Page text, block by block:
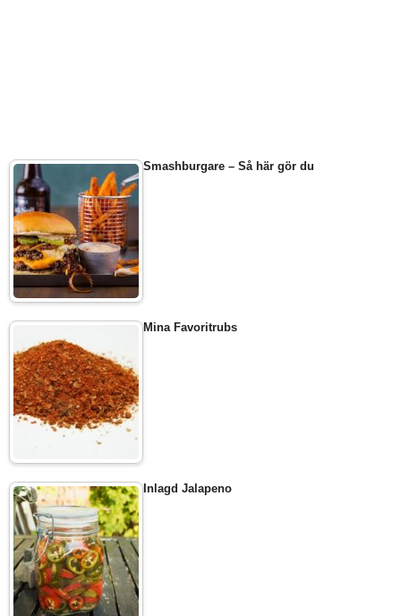
Smashburgare – Så här gör du
Mina Favoritrubs
Inlagd Jalapeno